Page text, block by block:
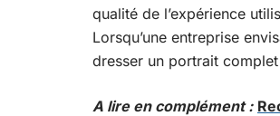
qualité de l’expérience
Lorsqu’une entreprise
dresser un portrait
A lire en complément :